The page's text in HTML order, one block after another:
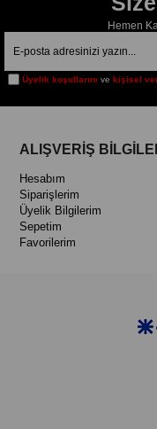
Hemen
Üyelik koşullarını ve kişisel
ALIŞVERİŞ
Hesabım
Siparişlerim
Üyelik Bilgilerim
Sepetim
Favorilerim